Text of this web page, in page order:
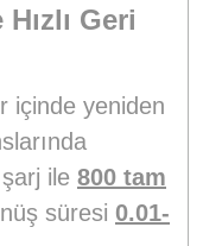
Geri
içinde yeniden
ile 800 tam
süresi 0.01-